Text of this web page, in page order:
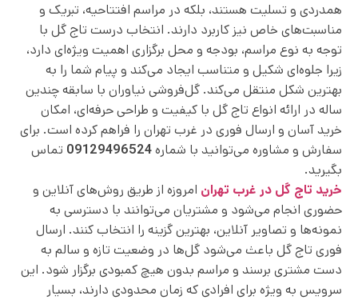
همدردی و تسلیت هستند، بلکه در مراسم افتتاحیه، تبریک و
مناسبت‌های خاص نیز کاربرد دارند. انتخاب درست تاج گل با
توجه به نوع مراسم، بودجه و محل برگزاری اهمیت ویژه‌ای دارد،
زیرا جلوه‌ای شکیل و متناسب ایجاد می‌کند و پیام شما را به
بهترین شکل منتقل می‌کند. گل‌فروشی نیاوران با سابقه چندین
ساله در ارائه انواع تاج گل با کیفیت و طراحی حرفه‌ای، امکان
خرید آسان و ارسال فوری در غرب تهران را فراهم کرده است. برای
سفارش و مشاوره می‌توانید با شماره09129496524 تماس
بگیرید.
خرید تاج گل در غرب تهران امروزه از طریق روش‌های آنلاین و
حضوری انجام می‌شود و مشتریان می‌توانند با دسترسی به
نمونه‌ها و تصاویر آنلاین، بهترین گزینه را انتخاب کنند. ارسال
فوری تاج گل باعث می‌شود گل‌ها در وضعیت تازه و سالم به
دست مشتری برسند و مراسم بدون هیچ کمبودی برگزار شود. این
سرویس به ویژه برای افرادی که زمان محدودی دارند، بسیار